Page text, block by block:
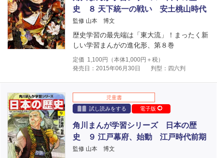
史 ８ 天下統一の戦い 安土桃山時代
監修 山本 博文
歴史学習の最先端は「東大流」！まったく新
しい学習まんがの進化形、第８巻
定価 1,100円（本体1,000円＋税）
発売日：2015年06月30日
判型：四六判
児童書
試し読みをする
電子版
角川まんが学習シリーズ 日本の歴
史 ９ 江戸幕府、始動 江戸時代前期
監修 山本 博文